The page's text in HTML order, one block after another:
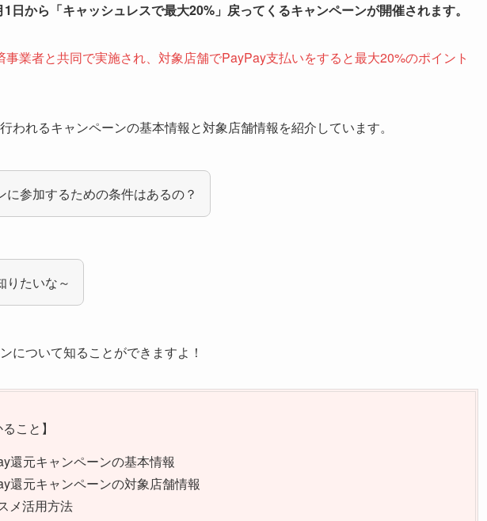
日から「キャッシュレスで最大20%」戻ってくるキャンペーンが開催されます。
業者と共同で実施され、対象店舗でPayPay支払いをすると最大20%のポイント
われるキャンペーンの基本情報と対象店舗情報を紹介しています。
に参加するための条件はあるの？
りたいな～
について知ることができますよ！
こと】
還元キャンペーンの基本情報
還元キャンペーンの対象店舗情報
メ活用方法